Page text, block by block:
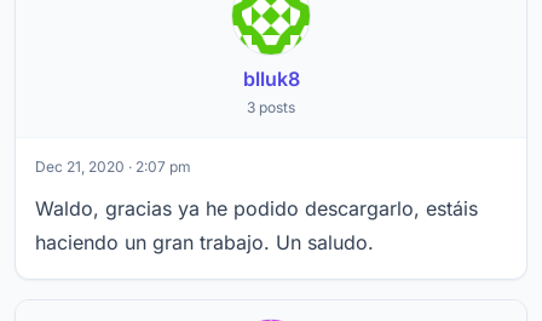
blluk8
3 posts
Dec 21, 2020 · 2:07 pm
Waldo, gracias ya he podido descargarlo, estáis
haciendo un gran trabajo. Un saludo.